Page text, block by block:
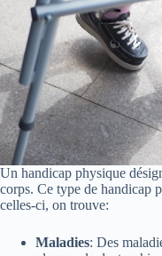
Un handicap physique
corps. Ce type de handicap
celles-ci, on trouve:
Maladies: Des